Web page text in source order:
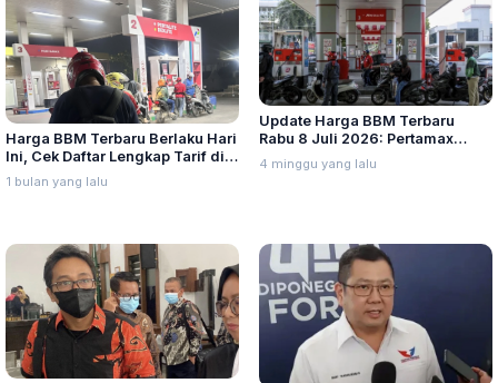
Harga BBM Terbaru Berlaku Hari
Ini, Cek Daftar Lengkap Tarif di
Seluruh Indonesia
1 bulan yang lalu
Update Harga BBM Terbaru
Rabu 8 Juli 2026: Pertamax
Turbo, Dexlite, dan Pertamina
Dex Turun
4 minggu yang lalu